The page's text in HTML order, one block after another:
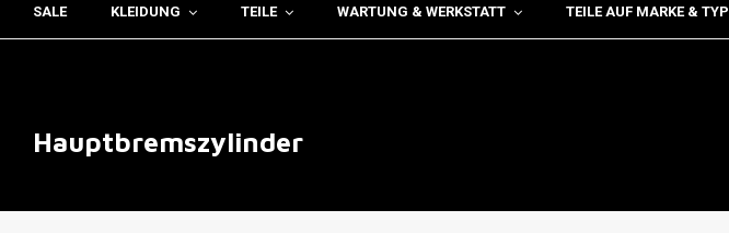
SALE KLEIDUNG TEILE WARTUNG & WERKSTATT TEILE AUF MARKE & TYP
Hauptbremszylinder